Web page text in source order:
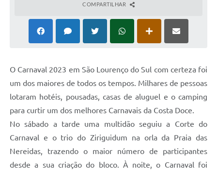
COMPARTILHAR
O Carnaval 2023 em São Lourenço do Sul com certeza foi
um dos maiores de todos os tempos. Milhares de pessoas
lotaram hotéis, pousadas, casas de aluguel e o camping
para curtir um dos melhores Carnavais da Costa Doce.
No sábado a tarde uma multidão seguiu a Corte do
Carnaval e o trio do Ziriguidum na orla da Praia das
Nereidas, trazendo o maior número de participantes
desde a sua criação do bloco. À noite, o Carnaval foi